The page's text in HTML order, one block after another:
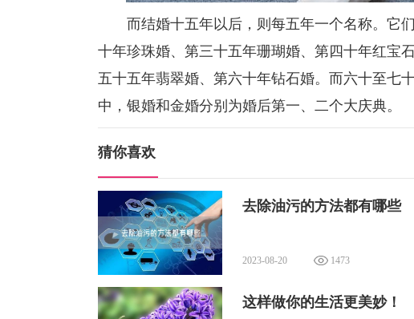
而结婚十五年以后，则每五年一个名称。它
十年珍珠婚、第三十五年珊瑚婚、第四十年红宝
五十五年翡翠婚、第六十年钻石婚。而六十至七
中，银婚和金婚分别为婚后第一、二个大庆典。
猜你喜欢
去除油污的方法都有哪些
2023-08-20 1473
这样做你的生活更美妙！